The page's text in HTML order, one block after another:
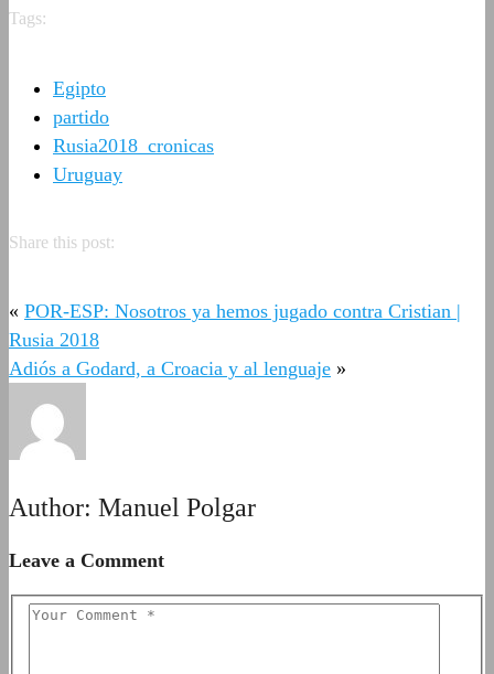
Tags:
Egipto
partido
Rusia2018_cronicas
Uruguay
Share this post:
« POR-ESP: Nosotros ya hemos jugado contra Cristian |
Rusia 2018
Adiós a Godard, a Croacia y al lenguaje »
Author: Manuel Polgar
Leave a Comment